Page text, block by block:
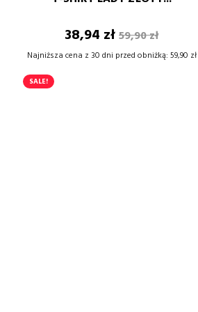
Cena
38,94 złCena
podstawowa
59,90 zł
Najniższa cena z 30 dni przed obniżką: 59,90 zł
DODAJ DO KOSZYKA
SALE!